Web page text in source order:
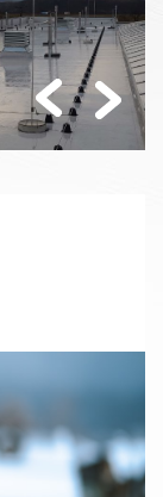
PreviousNext